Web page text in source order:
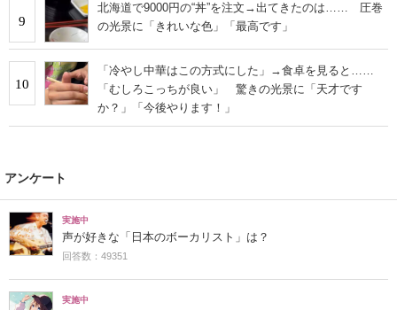
9
北海道で9000円の“丼”を注文→出てきたのは…… 圧巻
の光景に「きれいな色」「最高です」
10
「冷やし中華はこの方式にした」→食卓を見ると……
「むしろこっちが良い」 驚きの光景に「天才です
か？」「今後やります！」
アンケート
実施中
声が好きな「日本のボーカリスト」は？
回答数：49351
実施中